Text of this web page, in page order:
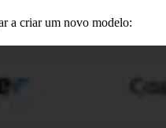
a criar um novo modelo: